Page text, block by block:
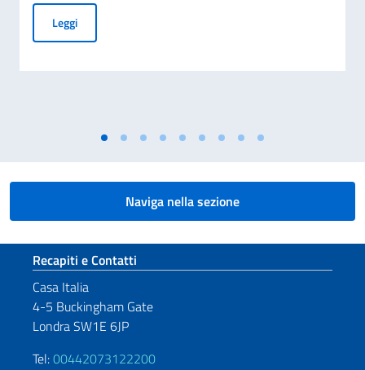
LeggiGraduatoria borse di studio MAECI 2026/27
Naviga nella sezione
Sezione footer
Recapiti e Contatti
Casa Italia
4-5 Buckingham Gate
Londra SW1E 6JP
Tel:00442073122200